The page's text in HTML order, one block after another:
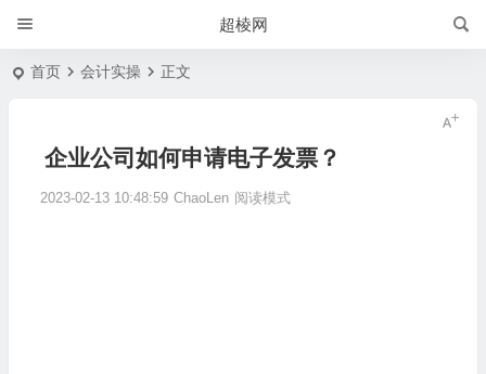
超棱网
首页 会计实操 正文
企业公司如何申请电子发票？
2023-02-13 10:48:59 ChaoLen 阅读模式